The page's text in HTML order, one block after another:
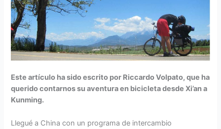
Este artículo ha sido escrito por Riccardo Volpato, que ha
querido contarnos su aventura en bicicleta desde Xi’an a
Kunming.
Llegué a China con un programa de intercambio